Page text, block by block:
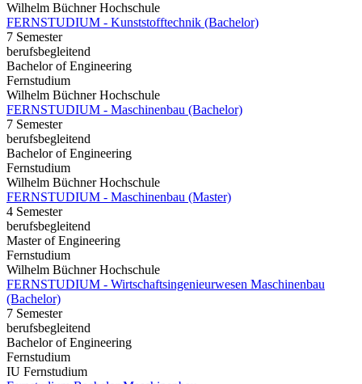
Wilhelm Büchner Hochschule
FERNSTUDIUM - Kunststofftechnik (Bachelor)
7 Semester
berufsbegleitend
Bachelor of Engineering
Fernstudium
Wilhelm Büchner Hochschule
FERNSTUDIUM - Maschinenbau (Bachelor)
7 Semester
berufsbegleitend
Bachelor of Engineering
Fernstudium
Wilhelm Büchner Hochschule
FERNSTUDIUM - Maschinenbau (Master)
4 Semester
berufsbegleitend
Master of Engineering
Fernstudium
Wilhelm Büchner Hochschule
FERNSTUDIUM - Wirtschaftsingenieurwesen Maschinenbau
(Bachelor)
7 Semester
berufsbegleitend
Bachelor of Engineering
Fernstudium
IU Fernstudium